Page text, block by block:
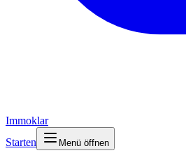
Immoklar
Starten
Menü öffnen